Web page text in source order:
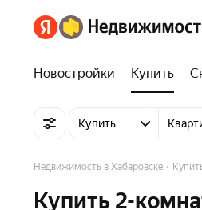
Новостройки Купить
Купить
Недвижимость в Хабаровске
Купить 2-